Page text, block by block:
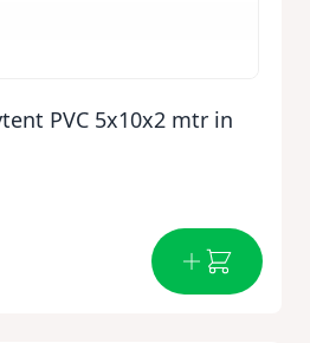
PVC 5x10x2 mtr in